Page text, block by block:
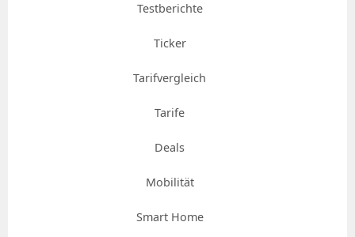
Testberichte
Ticker
Tarifvergleich
Tarife
Deals
Mobilität
Smart Home